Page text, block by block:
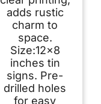
adds rustic
charm to
space.
Size:12x8
inches tin
signs. Pre-
drilled holes
for easy